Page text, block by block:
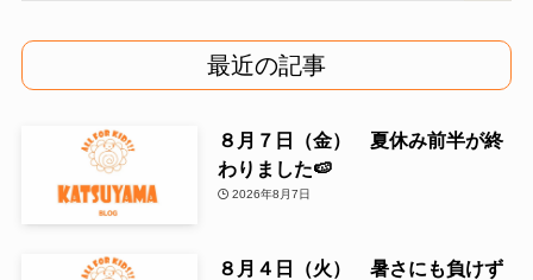
最近の記事
８月７日（金） 夏休み前半が終
わりました🍉
2026年8月7日
８月４日（火） 暑さにも負けず